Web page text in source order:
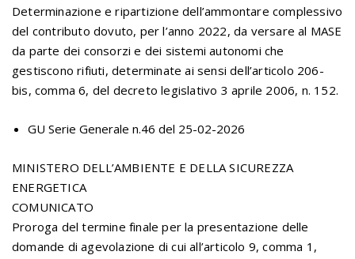
Determinazione e ripartizione dell’ammontare complessivo
del contributo dovuto, per l’anno 2022, da versare al MASE
da parte dei consorzi e dei sistemi autonomi che
gestiscono rifiuti, determinate ai sensi dell’articolo 206-
bis, comma 6, del decreto legislativo 3 aprile 2006, n. 152.
GU Serie Generale n.46 del 25-02-2026
MINISTERO DELL’AMBIENTE E DELLA SICUREZZA
ENERGETICA
COMUNICATO
Proroga del termine finale per la presentazione delle
domande di agevolazione di cui all’articolo 9, comma 1,